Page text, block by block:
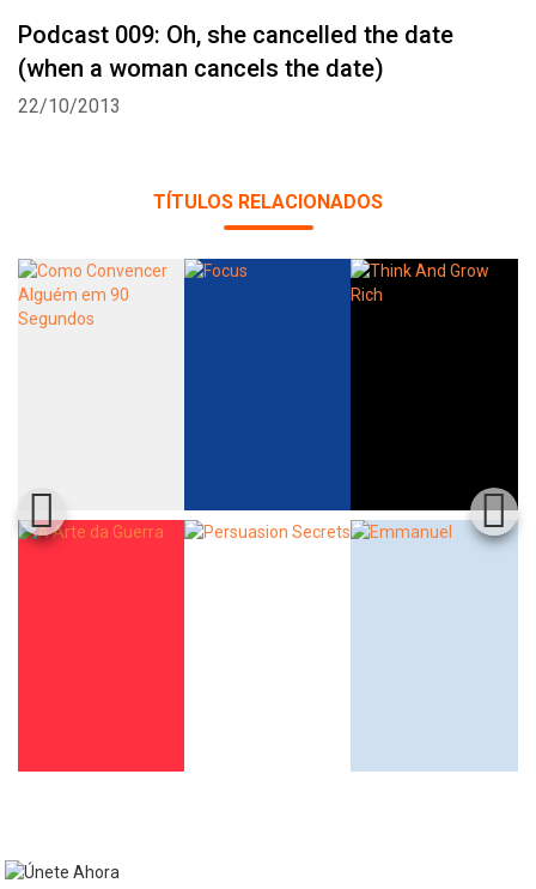
Podcast 009: Oh, she cancelled the date
(when a woman cancels the date)
22/10/2013
TÍTULOS RELACIONADOS